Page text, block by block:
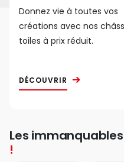
Donnez vie à toutes vos
créations avec nos
toiles à prix réduit.
DÉCOUVRIR
Les immanquables
!